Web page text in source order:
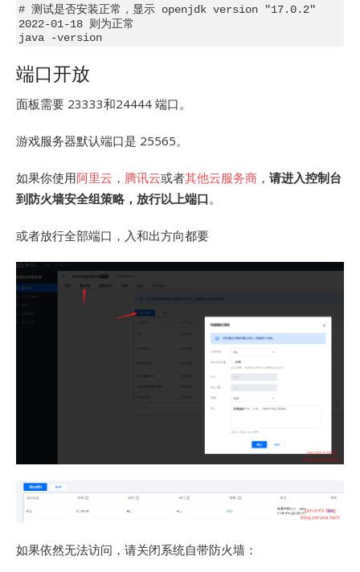
# 测试是否安装正常，显示 openjdk version "17.0.2"
2022-01-18 则为正常
java -version
端口开放
面板需要 23333和24444 端口。
游戏服务器默认端口是 25565。
如果你使用阿里云 ， 腾讯云或者其他云服务商 ， 请进入控制台
到防火墙安全组策略，放行以上端口 。
或者放行全部端口，入和出方向都要
如果依然无法访问，请关闭系统自带防火墙：